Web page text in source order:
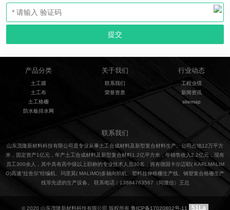
产品分类
土工膜
土工布
土工格栅
防水板排水网
关于我们
联系我们
荣誉资质
行业动态
工程业绩
新闻资讯
sitemap
联系我们
山东茂隆新材料科技有限公司是专业从事土工合成材料及新型复合材料生产。公司占地12万平方
米，固定资产1亿元，年产土工合成材料及新型复合材料1.2亿平方米，年销售收入2.2亿元，现有
员工300余人，其中具有高中级以上职称的专业技术人员30名，拥有德国卡尔迈耶( KARLMALIM
O)高速“拉舍尔”经编机、玛里莫( MALIMO)多轴向织机、塑料拉伸格栅生产线、钢塑复合格栅生产
线等先进的生产设备。 联系电话：13884763567（同微信）王总
© 2020 山东茂隆新材料科技有限公司 版权所有 鲁ICP备17020802号-11 51La